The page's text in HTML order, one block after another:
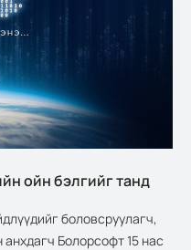
ойн бэлгийг танд
боловсруулагч,
Болорсофт 15 нас